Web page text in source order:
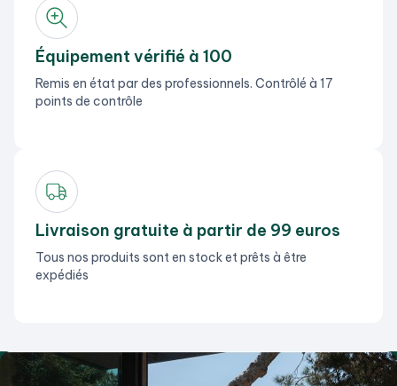
Équipement vérifié à 100
Remis en état par des professionnels. Contrôlé à 17
points de contrôle
Livraison gratuite à partir de 99 euros
Tous nos produits sont en stock et prêts à être
expédiés